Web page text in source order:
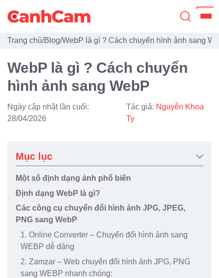
Trang Chủ
Giới Thiệu
Thiết Kế Website
Đã Thiết Kế
Quy Trình
Blog
Trang chủ/Blog/WebP là gì ? Cách chuyển hình ảnh sang
WebP là gì ? Cách chuyển
hình ảnh sang WebP
Ngày cập nhật lần cuối:
28/04/2026
Tác giả: Nguyễn Khoa
Ty
Mục lục
Một số định dạng ảnh phổ biến
Định dạng WebP là gì?
Các công cụ chuyển đổi hình ảnh JPG, JPEG,
PNG sang WebP
1. Online Converter – Chuyển đổi hình ảnh sang
WEBP dễ dàng
2. Zamzar – Web chuyển đổi hình ảnh JPG, PNG
sang WEBP nhanh chóng: